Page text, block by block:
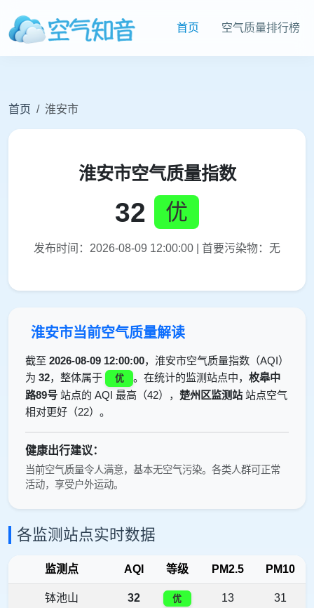
首页 空气质量排行榜
首页 淮安市
淮安市空气质量指数
32 优
发布时间：2026-08-09 12:00:00 | 首要污染物：无
淮安市当前空气质量解读
截至 2026-08-09 12:00:00，淮安市空气质量指数（AQI）
为 32，整体属于 优 。在统计的监测站点中， 枚皋中
路89号 站点的 AQI 最高（42）， 楚州区监测站站点空气
相对更好（22）。
健康出行建议：
当前空气质量令人满意，基本无空气污染。各类人群可正常
活动，享受户外运动。
各监测站点实时数据
监测点 AQI 等级 PM2.5 PM10
钵池山 32 优 13 31